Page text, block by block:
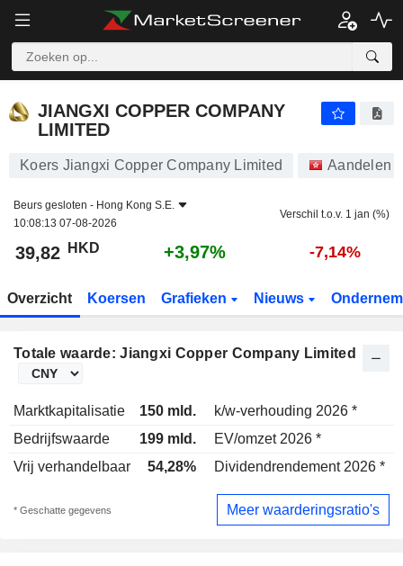
JIANGXI COPPER COMPANY
LIMITED
Koers Jiangxi Copper Company Limited Aandelen
Beurs gesloten - Hong Kong S.E.
10:08:13 07-08-2026
Verschil t.o.v. 1 jan (%)
39,82 HKD +3,97% -7,14%
Overzicht Koersen Grafieken Nieuws
Totale waarde: Jiangxi Copper Company Limited
Marktkapitalisatie 150 mld. k/w-verhouding 2026 *
Bedrijfswaarde
199 mld.
EV/omzet 2026 *
Vrij verhandelbaar
54,28% Dividendrendement 2026 *
* Geschatte gegevens Meer waarderingsratio's